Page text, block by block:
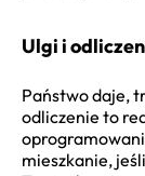
Ulgi i
Państwo daje,
odliczenie to
mieszkanie,